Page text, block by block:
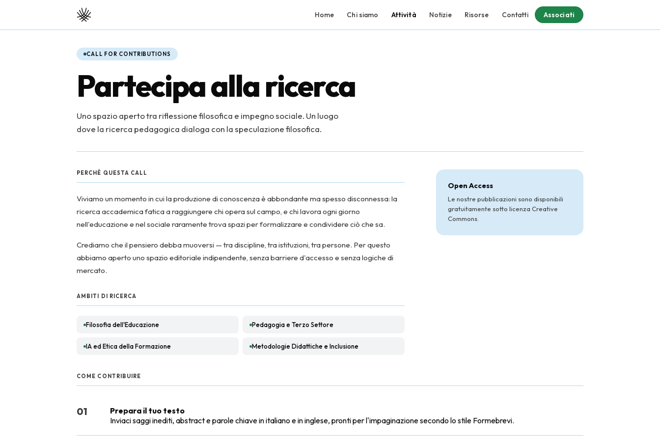
Home Chi siamo Attività Notizie Risorse Contatti Associati
CALL FOR CONTRIBUTIONS
Partecipa alla ricerca
Uno spazio aperto tra riflessione filosofica e impegno sociale. Un luogo
dove la ricerca pedagogica dialoga con la speculazione filosofica.
PERCHÉ QUESTA CALL
Viviamo un momento in cui la produzione di conoscenza è abbondante ma spesso disconnessa: la
ricerca accademica fatica a raggiungere chi opera sul campo, e chi lavora ogni giorno
nell'educazione e nel sociale raramente trova spazi per formalizzare e condividere ciò che sa.
Crediamo che il pensiero debba muoversi — tra discipline, tra istituzioni, tra persone. Per questo
abbiamo aperto uno spazio editoriale indipendente, senza barriere d'accesso e senza logiche di
mercato.
AMBITI DI RICERCA
Filosofia dell'Educazione Pedagogia e Terzo Settore
IA ed Etica della Formazione Metodologie Didattiche e Inclusione
Open Access
Le nostre pubblicazioni sono disponibili
gratuitamente sotto licenza Creative
Commons.
COME CONTRIBUIRE
01
Prepara il tuo testo
Inviaci saggi inediti, abstract e parole chiave in italiano e in inglese, pronti per l'impaginazione secondo lo stile Formebrevi.